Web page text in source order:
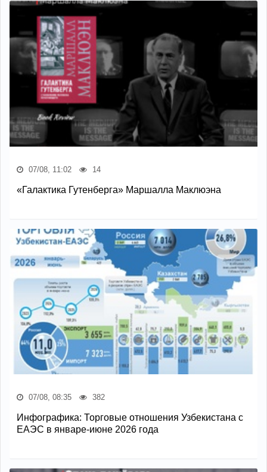
07/08, 11:02 14
«Галактика Гутенберга» Маршалла Маклюэна
07/08, 08:35 382
Инфографика: Торговые отношения Узбекистана с
ЕАЭС в январе-июне 2026 года